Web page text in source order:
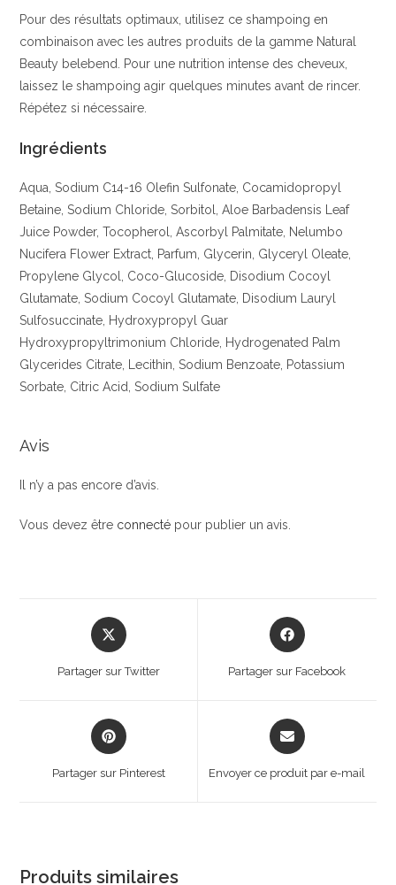
Pour des résultats optimaux, utilisez ce shampoing en
combinaison avec les autres produits de la gamme Natural
Beauty belebend. Pour une nutrition intense des cheveux,
laissez le shampoing agir quelques minutes avant de rincer.
Répétez si nécessaire.
Ingrédients
Aqua, Sodium C14-16 Olefin Sulfonate, Cocamidopropyl
Betaine, Sodium Chloride, Sorbitol, Aloe Barbadensis Leaf
Juice Powder, Tocopherol, Ascorbyl Palmitate, Nelumbo
Nucifera Flower Extract, Parfum, Glycerin, Glyceryl Oleate,
Propylene Glycol, Coco-Glucoside, Disodium Cocoyl
Glutamate, Sodium Cocoyl Glutamate, Disodium Lauryl
Sulfosuccinate, Hydroxypropyl Guar
Hydroxypropyltrimonium Chloride, Hydrogenated Palm
Glycerides Citrate, Lecithin, Sodium Benzoate, Potassium
Sorbate, Citric Acid, Sodium Sulfate
Avis
Il n’y a pas encore d’avis.
Vous devez être connecté pour publier un avis.
Opens
in
new
Partager sur Twitter
Opens
in
Partager sur Facebook
Opens
in
Partager sur Pinterest
Opens
in
new
Envoyer ce produit par e-mail
Produits similaires